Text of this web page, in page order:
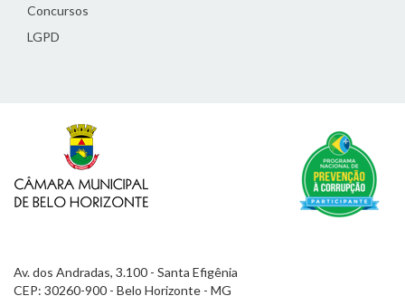
Concursos
LGPD
Av. dos Andradas, 3.100 - Santa Efigênia
CEP: 30260-900 - Belo Horizonte - MG